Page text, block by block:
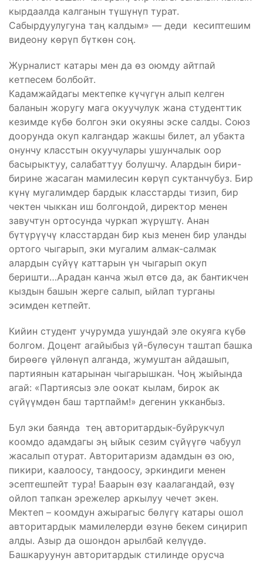
кырдаалда калганын түшүнүп турат.
Сабырдуулугуна таң калдым» — деди кесиптешим
видеону көрүп бүткөн соң.
Журналист катары мен да өз оюмду айтпай
кетпесем болбойт.
Кадамжайдагы мектепке күчүгүн алып келген
баланын жоругу мага окуучулук жана студенттик
кезимде күбө болгон эки окуяны эске салды. Союз
доорунда окуп калгандар жакшы билет, ал убакта
онунчу класстын окуучулары ушунчалык оор
басырыктуу, салабаттуу болушчу. Алардын бири-
бирине жасаган мамилесин көрүп суктанчубуз. Бир
күнү мугалимдер бардык класстарды тизип, бир
чектен чыккан иш болгондой, директор менен
завучтун ортосунда чуркап жүрүштү. Анан
бүтүрүүчү класстардан бир кыз менен бир уланды
ортого чыгарып, эки мугалим алмак-салмак
алардын сүйүү каттарын үн чыгарып окуп
беришти…Арадан канча жыл өтсө да, ак бантикчен
кыздын башын жерге салып, ыйлап турганы
эсимден кетпейт.
Кийин студент учурумда ушундай эле окуяга күбө
болгом. Доцент агайыбыз үй-бүлөсун таштап башка
бирөөгө үйлөнүп алганда, жумуштан айдашып,
партиянын катарынан чыгарышкан. Чоң жыйында
агай: «Партиясыз эле оокат кылам, бирок ак
сүйүүмдөн баш тартпайм!» дегенин укканбыз.
Бул эки баянда тең авторитардык-буйрукчул
коомдо адамдагы эң ыйык сезим сүйүүгө чабуул
жасалып отурат. Авторитаризм адамдын өз ою,
пикири, каалоосу, тандоосу, эркиндиги менен
эсептешпейт тура! Баарын өзү каалагандай, өзү
ойлоп тапкан эрежелер аркылуу чечет экен. ​
Мектеп – коомдун ажырагыс бөлүгү катары ошол
авторитардык мамилелерди өзүнө бекем сиңирип
алды. Азыр да ошондон арылбай келүүдө.
Башкаруунун авторитардык стилинде орусча